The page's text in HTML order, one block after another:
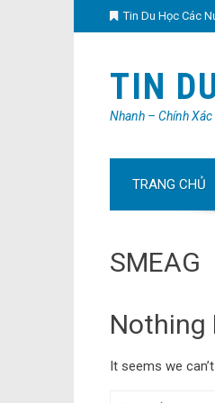
Tin Du Học Các
TIN
Nhanh – Chính Xác
TRANG CHỦ
SMEAG
Nothing
It seems we